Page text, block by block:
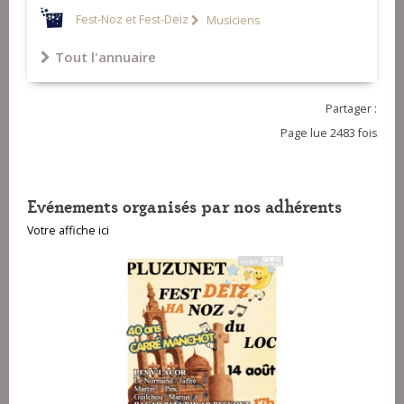
Fest-Noz et Fest-Deiz Musiciens
Tout l'annuaire
Partager :
Page lue 2483 fois
Evénements organisés par nos adhérents
Votre affiche ici